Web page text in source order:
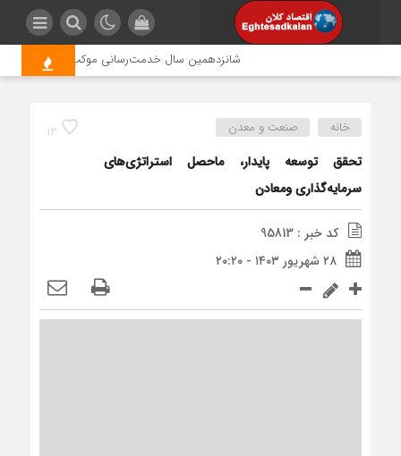
شانزدهمین سال خدمت‌رسانی موکب امام رضا (ع)
13 خانه صنعت و معدن
تحقق توسعه پایدار، ماحصل استراتژی‌های
سرمایه‌گذاری ومعادن
کد خبر : 95813
۲۸ شهریور ۱۴۰۳ - ۲۰:۲۰